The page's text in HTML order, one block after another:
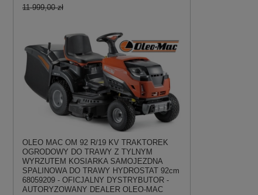
11 999,00 zł
OLEO MAC OM 92 R/19 KV TRAKTOREK
OGRODOWY DO TRAWY Z TYLNYM
WYRZUTEM KOSIARKA SAMOJEZDNA
SPALINOWA DO TRAWY HYDROSTAT 92cm
68059209 - OFICJALNY DYSTRYBUTOR -
AUTORYZOWANY DEALER OLEO-MAC